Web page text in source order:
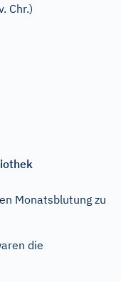
Chr.)
Monatsblutung zu
die